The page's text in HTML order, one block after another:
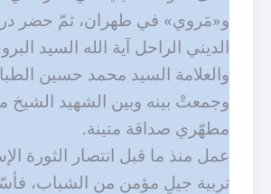
و«مَروي» في طهران، ثمّ حضر
الديني الراحل آية الله السيد
والعلامة السيد محمد حسين
وجمعتْ بينه وبين الشهيد الشيخ
مطهّري صداقة متينة.
عمل منذ ما قبل انتصار الثورة
تربية جيلٍ مؤمن من الشباب،